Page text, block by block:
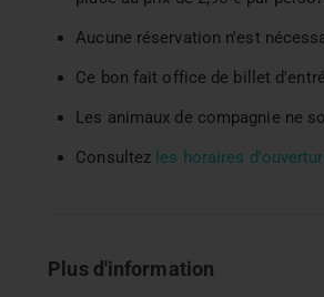
Aucune réservation n'est
Ce bon fait office de billet
Les animaux de compagnie ne
Consultez les horaires
Plus d'information